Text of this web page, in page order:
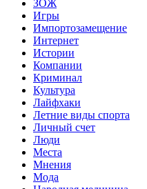
ЗОЖ
Игры
Импортозамещение
Интернет
Истории
Компании
Криминал
Культура
Лайфхаки
Летние виды спорта
Личный счет
Люди
Места
Мнения
Мода